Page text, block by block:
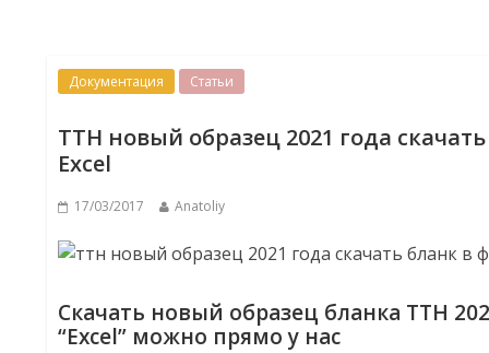
Документация Статьи
ТТН новый образец 2021 года
Excel
17/03/2017 Anatoliy
Скачать новый образец бланка ТТН
“Excel” можно прямо у нас